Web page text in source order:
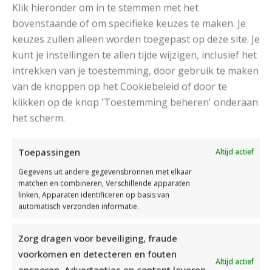
Klik hieronder om in te stemmen met het
bovenstaande of om specifieke keuzes te maken. Je
keuzes zullen alleen worden toegepast op deze site. Je
kunt je instellingen te allen tijde wijzigen, inclusief het
intrekken van je toestemming, door gebruik te maken
van de knoppen op het Cookiebeleid of door te
klikken op de knop 'Toestemming beheren' onderaan
het scherm.
Toepassingen
Altijd actief
Gegevens uit andere gegevensbronnen met elkaar
matchen en combineren, Verschillende apparaten
linken, Apparaten identificeren op basis van
automatisch verzonden informatie.
Zorg dragen voor beveiliging, fraude
voorkomen en detecteren en fouten
Altijd actief